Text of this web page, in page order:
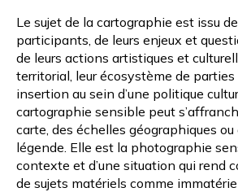
Le sujet de la cartographie est issu
participants, de leurs enjeux et
de leurs actions artistiques et
territorial, leur écosystème de
insertion au sein d’une politique
cartographie sensible peut
carte, des échelles géographiques ou
légende. Elle est la photographie
contexte et d’une situation qui rend
de sujets matériels comme